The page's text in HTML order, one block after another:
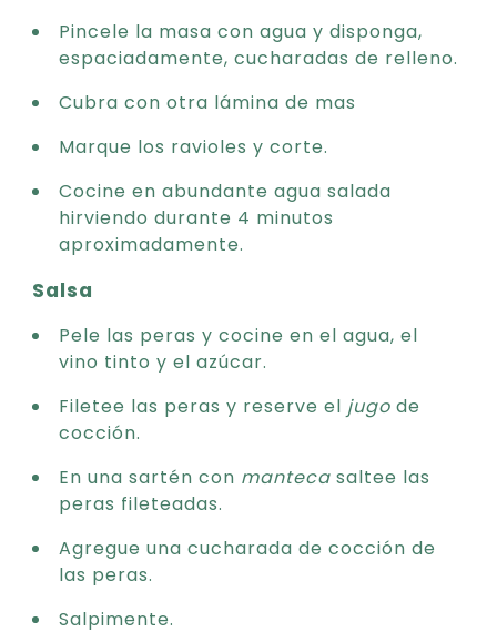
Pincele la masa con agua y disponga,
espaciadamente, cucharadas de relleno.
Cubra con otra lámina de mas
Marque los ravioles y corte.
Cocine en abundante agua salada
hirviendo durante 4 minutos
aproximadamente.
Salsa
Pele las peras y cocine en el agua, el
vino tinto y el azúcar.
Filetee las peras y reserve el jugo de
cocción.
En una sartén con manteca saltee las
peras fileteadas.
Agregue una cucharada de cocción de
las peras.
Salpimente.